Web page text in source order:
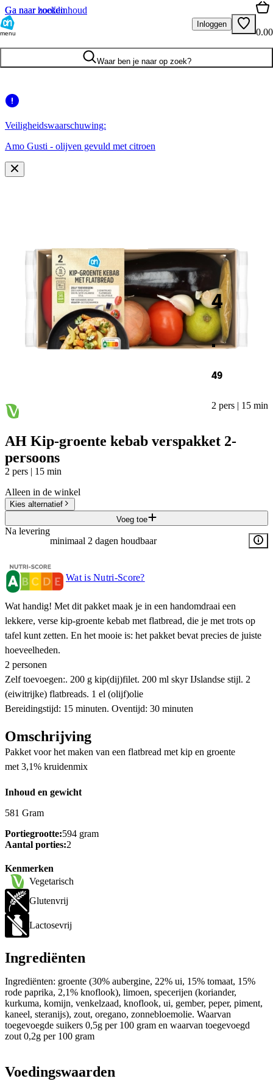
Ga naar hoofdinhoud
Ga naar zoeken
menu
Inloggen
0.00
Waar ben je naar op zoek?
Veiligheidswaarschuwing:
Amo Gusti - olijven gevuld met citroen
4
.
49
2 pers | 15 min
AH Kip-groente kebab verspakket 2-
persoons
2 pers | 15 min
Alleen in de winkel
Kies alternatief
Voeg toe
Na levering
minimaal 2 dagen houdbaar
Wat is Nutri-Score?
Wat handig! Met dit pakket maak je in een handomdraai een
lekkere, verse kip-groente kebab met flatbread, die je met trots op
tafel kunt zetten. En het mooie is: het pakket bevat precies de juiste
hoeveelheden.
2 personen
Zelf toevoegen:. 200 g kip(dij)filet. 200 ml skyr IJslandse stijl. 2
(eiwitrijke) flatbreads. 1 el (olijf)olie
Bereidingstijd: 15 minuten. Oventijd: 30 minuten
Omschrijving
Pakket voor het maken van een flatbread met kip en groente
met 3,1% kruidenmix
Inhoud en gewicht
581 Gram
Portiegrootte:594 gram
Aantal porties:2
Kenmerken
Vegetarisch
Glutenvrij
Lactosevrij
Ingrediënten
Ingrediënten: groente (30% aubergine, 22% ui, 15% tomaat, 15%
rode paprika, 2,1% knoflook), limoen, specerijen (koriander,
kurkuma, komijn, venkelzaad, knoflook, ui, gember, peper, piment,
kaneel, steranijs), zout, oregano, zonnebloemolie. Waarvan
toegevoegde suikers 0,5g per 100 gram en waarvan toegevoegd
zout 0,2g per 100 gram
Voedingswaarden